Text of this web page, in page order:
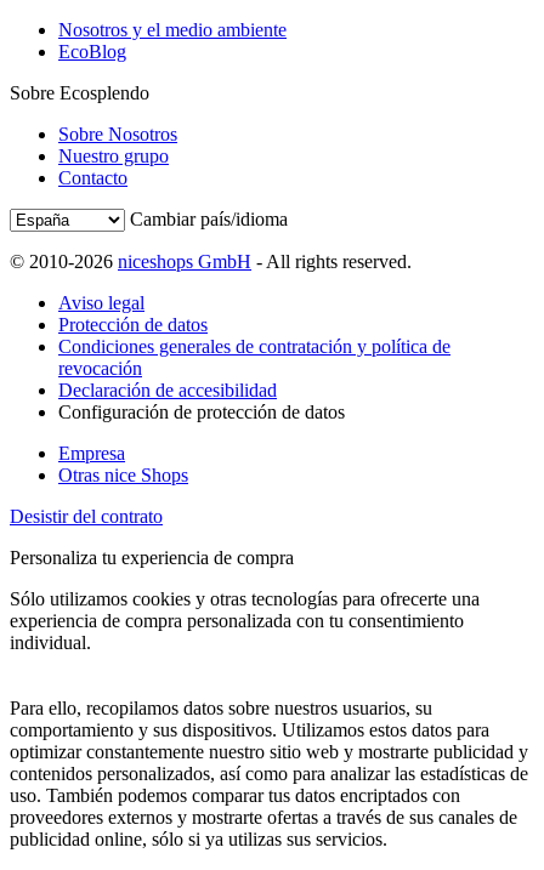
Nosotros y el medio ambiente
EcoBlog
Sobre Ecosplendo
Sobre Nosotros
Nuestro grupo
Contacto
Cambiar país/idioma
© 2010-2026 niceshops GmbH - All rights reserved.
Aviso legal
Protección de datos
Condiciones generales de contratación y política de
revocación
Declaración de accesibilidad
Configuración de protección de datos
Empresa
Otras nice Shops
Desistir del contrato
Personaliza tu experiencia de compra
Sólo utilizamos cookies y otras tecnologías para ofrecerte una
experiencia de compra personalizada con tu consentimiento
individual.
Para ello, recopilamos datos sobre nuestros usuarios, su
comportamiento y sus dispositivos. Utilizamos estos datos para
optimizar constantemente nuestro sitio web y mostrarte publicidad y
contenidos personalizados, así como para analizar las estadísticas de
uso. También podemos comparar tus datos encriptados con
proveedores externos y mostrarte ofertas a través de sus canales de
publicidad online, sólo si ya utilizas sus servicios.